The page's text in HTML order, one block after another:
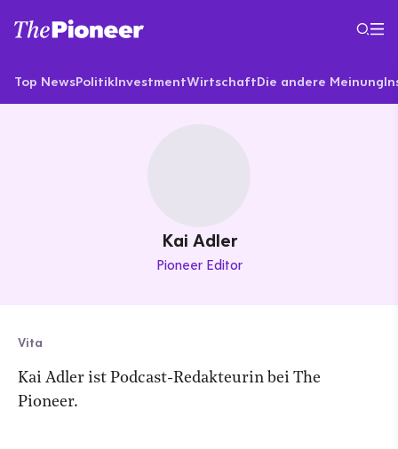
Top NewsPolitikInvestmentWirtschaftDie andere Meinung
Kai Adler
Pioneer Editor
Vita
Kai Adler ist Podcast-Redakteurin bei The
Pioneer.